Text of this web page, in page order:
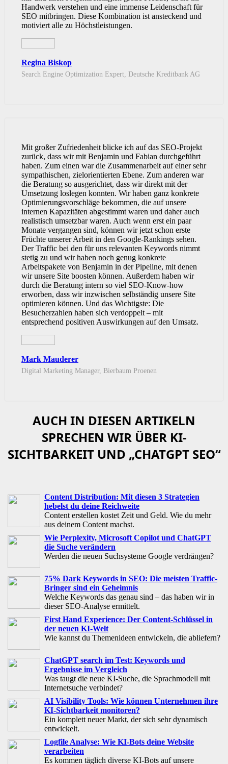
Handwerk verstehen und eine immense Leidenschaft für
SEO mitbringen. Diese Kombination ist ansteckend und
motiviert alle zu Höchstleistungen.
Regina Biskop
Search Engine Optimization Expert, Deutsche Kreditbank AG
Mit großer Zufriedenheit blicke ich auf das SEO-Projekt
zurück, dass wir mit Benjamin und Fabian durchgeführt
haben. Zum einen war die Zusammenarbeit auf einer sehr
sympathischen, zielorientierten Ebene. Zum anderen war
die Beratung so ausgerichtet, dass wir direkt mit der
Umsetzung loslegen konnten. Wir haben ganz konkrete
Optimierungsvorschläge bekommen, die auf unsere
internen Kapazitäten abgestimmt waren und daher auch
realistisch umsetzbar waren. Auch wenn erst ein paar
Monate vergangen sind, können wir jetzt schon erste
Früchte unserer Arbeit in den Google-Rankings sehen.
Der Traffic bei den für uns relevanten Keywords nimmt
stetig zu und wir haben noch genug konkrete
Arbeitspakete von Benjamin in der Pipeline, mit denen
wir unsere Site boosten können. Außerdem haben wir
durch die Beratung intern so viel SEO-Know-how
erworben, dass wir inzwischen selbständig unsere Site
optimieren können. Und das Wichtigste: Die
Besucherzahlen haben sich verdoppelt – mit
entsprechend positiven Auswirkungen auf den Umsatz.
Mark Mauderer
Digital Marketing Manager, Bierbaum Proenen
AUCH IN DIESEN ARTIKELN
SPRECHEN WIR ÜBER KI-
SICHTBARKEIT UND „CHATGPT SEO“
Content Distribution: Mit diesen 3 Strategien
hebelst du deine Reichweite
Content erstellen kostet Zeit und Geld. Wie du mehr
aus deinem Content machst.
Wie Perplexity, Microsoft Copilot und ChatGPT
die Suche verändern
Werden die neuen Suchsysteme Google verdrängen?
75% Dark Keywords in SEO: Die meisten Traffic-
Bringer sind ein Geheimnis
Welche Keywords das genau sind – das haben wir in
dieser SEO-Analyse ermittelt.
First Hand Experience: Der Content-Schlüssel in
der neuen KI-Welt
Wie kannst du Themenideen entwickeln, die abliefern?
ChatGPT search im Test: Keywords und
Ergebnisse im Vergleich
Was taugt die neue KI-Suche, die Sprachmodell mit
Internetsuche verbindet?
AI Visibility Tools: Wie können Unternehmen ihre
KI-Sichtbarkeit monitoren?
Ein komplett neuer Markt, der sich sehr dynamisch
entwickelt.
Logfile Analyse: Wie KI-Bots deine Website
verarbeiten
Es kommen täglich diverse KI-Bots auf unsere